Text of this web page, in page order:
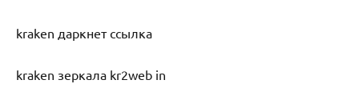
kraken даркнет ссылка
kraken зеркала kr2web in